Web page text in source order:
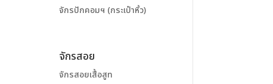
จักรปักคอมฯ (กระเป๋าหิ้ว)
จักรสอย
จักรสอยเสื้อสูท